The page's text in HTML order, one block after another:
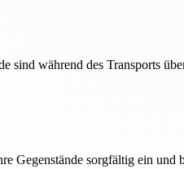
sind während des Transports
Gegenstände sorgfältig ein